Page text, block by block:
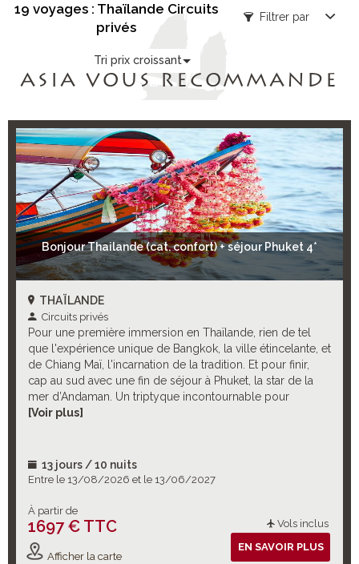
19 voyages : Thaïlande Circuits
privés
Tri prix croissant
Filtrer par
ASIA VOUS RECOMMANDE
Bonjour Thailande (cat. confort) + séjour Phuket 4*
THAÏLANDE
Circuits privés
Pour une première immersion en Thaïlande, rien de tel
que l'expérience unique de Bangkok, la ville étincelante, et
de Chiang Maï, l'incarnation de la tradition. Et pour finir,
cap au sud avec une fin de séjour à Phuket, la star de la
mer d’Andaman. Un triptyque incontournable pour
plonger dans les charmes envoûtants de ce merveilleux
envies !
[Voir plus]
13 jours / 10 nuits
Entre le 13/08/2026 et le 13/06/2027
À partir de
1697 € TTC Vols inclus
Afficher la carte
EN SAVOIR PLUS